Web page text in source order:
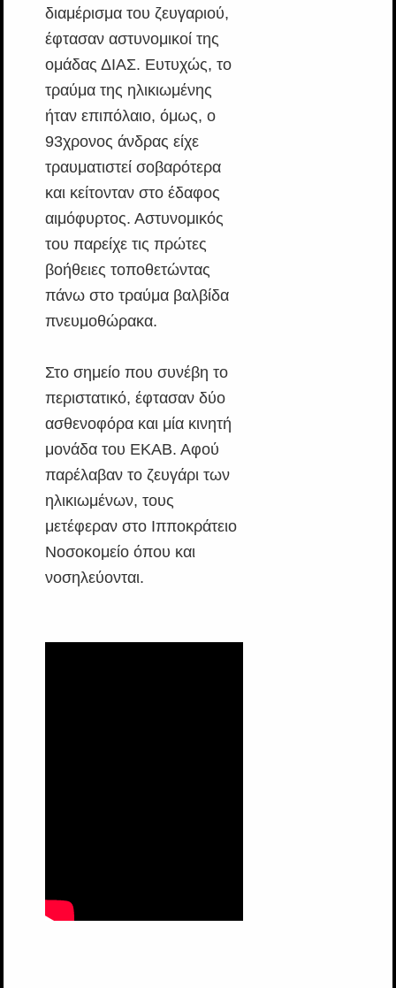
διαμέρισμα του ζευγαριού,
έφτασαν αστυνομικοί της
ομάδας ΔΙΑΣ. Ευτυχώς, το
τραύμα της ηλικιωμένης
ήταν επιπόλαιο, όμως, ο
93χρονος άνδρας είχε
τραυματιστεί σοβαρότερα
και κείτονταν στο έδαφος
αιμόφυρτος. Αστυνομικός
του παρείχε τις πρώτες
βοήθειες τοποθετώντας
πάνω στο τραύμα βαλβίδα
πνευμοθώρακα.
Στο σημείο που συνέβη το
περιστατικό, έφτασαν δύο
ασθενοφόρα και μία κινητή
μονάδα του ΕΚΑΒ. Αφού
παρέλαβαν το ζευγάρι των
ηλικιωμένων, τους
μετέφεραν στο Ιπποκράτειο
Νοσοκομείο όπου και
νοσηλεύονται.